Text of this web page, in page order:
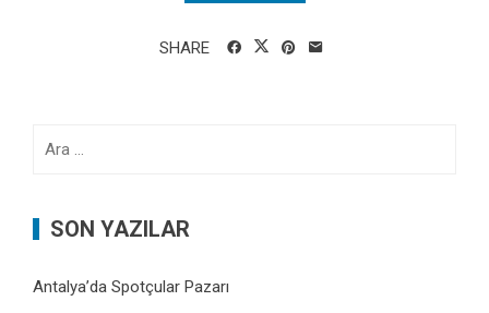
SHARE
SON YAZILAR
Antalya’da Spotçular Pazarı